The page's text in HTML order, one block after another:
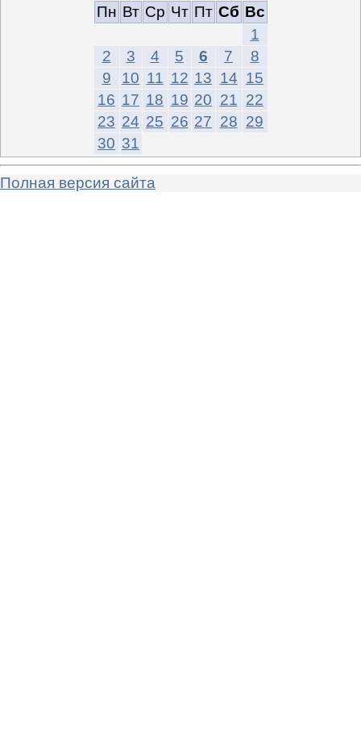
Пн Вт Ср Чт Пт Сб Вс
1
2
3 4 5 6 7
8
9
10 11 12 13 14 15
16 17 18 19 20 21 22
23 24 25 26 27 28 29
30 31
Полная версия сайта